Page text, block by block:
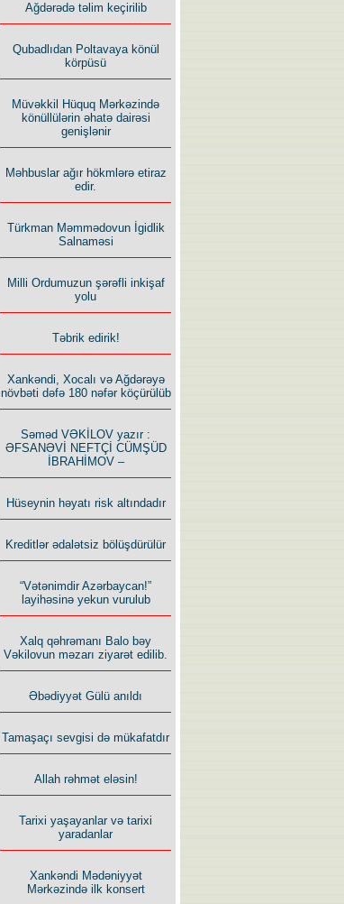
Ağdərədə təlim keçirilib
Qubadlıdan Poltavaya könül
körpüsü
Müvəkkil Hüquq Mərkəzində
könüllülərin əhatə dairəsi
genişlənir
Məhbuslar ağır hökmlərə etiraz
edir.
Türkman Məmmədovun İgidlik
Salnaməsi
Milli Ordumuzun şərəfli inkişaf
yolu
Təbrik edirik!
Xankəndi, Xocalı və Ağdərəyə
növbəti dəfə 180 nəfər köçürülüb
Səməd VƏKİLOV yazır :
ƏFSANƏVİ NEFTÇİ CÜMŞÜD
İBRAHİMOV –
Hüseynin həyatı risk altındadır
Kreditlər ədalətsiz bölüşdürülür
“Vətənimdir Azərbaycan!”
layihəsinə yekun vurulub
Xalq qəhrəmanı Balo bəy
Vəkilovun məzarı ziyarət edilib.
Əbədiyyət Gülü anıldı
Tamaşaçı sevgisi də mükafatdır
Allah rəhmət eləsin!
Tarixi yaşayanlar və tarixi
yaradanlar
Xankəndi Mədəniyyət
Mərkəzində ilk konsert